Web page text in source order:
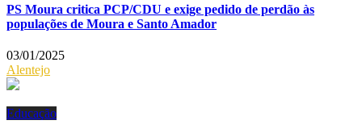
PS Moura critica PCP/CDU e exige pedido de perdão às
populações de Moura e Santo Amador
03/01/2025
Alentejo
Educação